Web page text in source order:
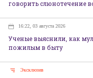
говорить слюнотечение
16:22, 03 августа 2026
Ученые выяснили, как
пожилым в быту
Эксклюзив